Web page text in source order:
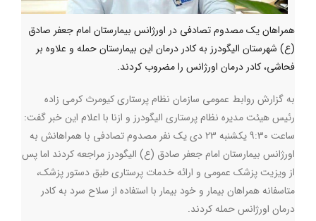
همراهان یک مصدوم تصادفی در اورژانس بیمارستان امام جعفر صادق
(ع) شهرستان الیگودرز به کادر درمان این بیمارستان حمله و علاوه بر
فحاشی، کادر درمان اورژانس را مضروب کردند.
به گزارش روابط عمومی سازمان نظام پرستاری کیومرث کرمی زاده
رئیس هیئت مدیره نظام پرستاری الیگودرز و ازنا با اعلام این خبر گفت:
ساعت 9:30 یکشنبه 23 دی یک نفر مصدوم تصادفی با همراهانش به
اورژانس بیمارستان امام جعفر صادق (ع) الیگودرز مراجعه کردند اما پس
از ویزیت پزشک عمومی و ارائه خدمات پرستاری طبق دستور پزشک،
متاسفانه همراهان بیمار و خود بیمار با استفاده از سلاح سرد به کادر
درمان اورژانس حمله کردند.